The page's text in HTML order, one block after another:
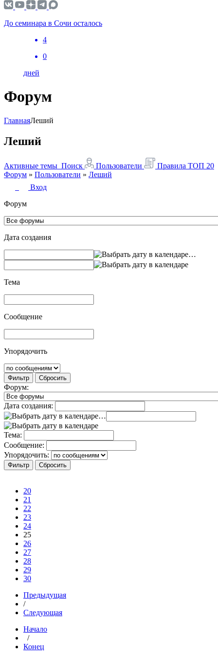
До семинара в Сочи осталось
4
0
дней
Форум
ГлавнаяЛеший
Леший
Активные темы Поиск Пользователи Правила ТОП 20
Форум » Пользователи » Леший
Вход
Форум
Дата создания
…
Тема
Сообщение
Упорядочить
Фильтр Сбросить
Форум:
Дата создания:
…
Тема:
Сообщение:
Упорядочить:
20
21
22
23
24
25
26
27
28
29
30
Предыдущая
/
Следующая
Начало
/
Конец